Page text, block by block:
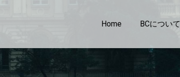
Home BCについて